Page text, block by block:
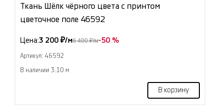
Ткань Шёлк чёрного цвета с принтом
цветочное поле 46592
Цена:3 200 ₽/м6 400 ₽/м-50 %
Артикул: 46592
В наличии 3.10 м
В корзину